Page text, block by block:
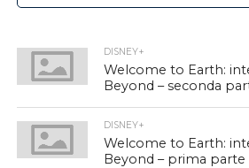
DISNEY+
Welcome to Earth:
Beyond – seconda
DISNEY+
Welcome to Earth:
Beyond – prima parte